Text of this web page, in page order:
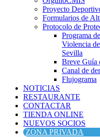
Proyecto
Formularios de
Protocolo de
Programa
Violencia
Sevilla
Breve Guía
Canal de
Flujograma
NOTICIAS
RESTAURANTE
CONTACTAR
TIENDA ONLINE
NUEVOS SOCIOS
ZONA PRIVADA